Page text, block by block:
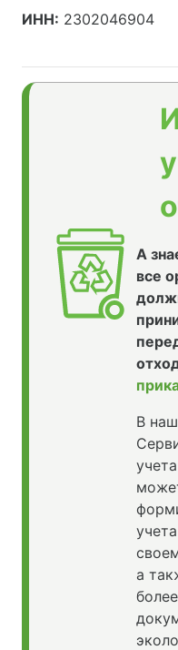
ИНН: 2302046904
А
все
В
а